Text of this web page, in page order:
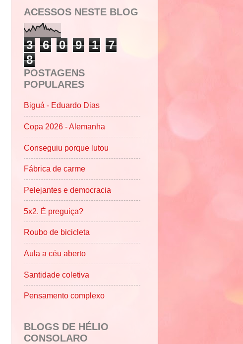
ACESSOS NESTE BLOG
3 6 0 9 1
7
8
POSTAGENS
POPULARES
Biguá - Eduardo Dias
Copa 2026 - Alemanha
Conseguiu porque lutou
Fábrica de carme
Pelejantes e democracia
5x2. É preguiça?
Roubo de bicicleta
Aula a céu aberto
Santidade coletiva
Pensamento complexo
BLOGS DE HÉLIO
CONSOLARO